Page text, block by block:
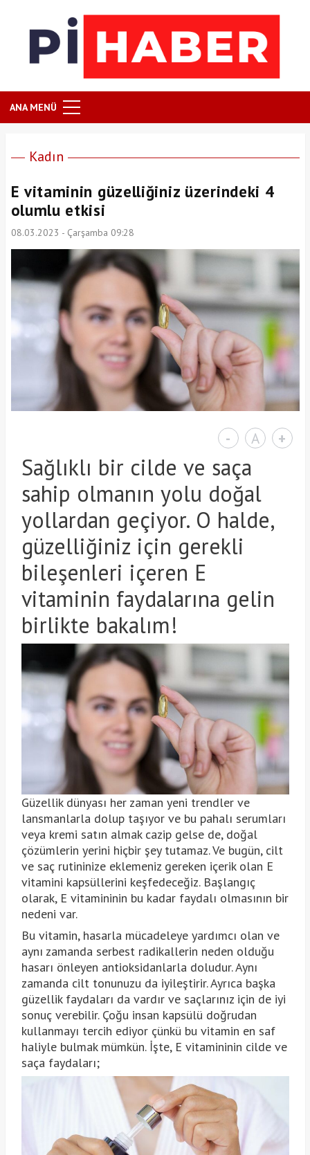
ANA MENÜ
Kadın
E vitaminin güzelliğiniz üzerindeki 4
olumlu etkisi
08.03.2023 - Çarşamba 09:28
- A +
Sağlıklı bir cilde ve saça
sahip olmanın yolu doğal
yollardan geçiyor. O halde,
güzelliğiniz için gerekli
bileşenleri içeren E
vitaminin faydalarına gelin
birlikte bakalım!
Güzellik dünyası her zaman yeni trendler ve
lansmanlarla dolup taşıyor ve bu pahalı serumları
veya kremi satın almak cazip gelse de, doğal
çözümlerin yerini hiçbir şey tutamaz. Ve bugün, cilt
ve saç rutininize eklemeniz gereken içerik olan E
vitamini kapsüllerini keşfedeceğiz. Başlangıç ​​
olarak, E vitamininin bu kadar faydalı olmasının bir
nedeni var.
Bu vitamin, hasarla mücadeleye yardımcı olan ve
aynı zamanda serbest radikallerin neden olduğu
hasarı önleyen antioksidanlarla doludur. Aynı
zamanda cilt tonunuzu da iyileştirir. Ayrıca başka
güzellik faydaları da vardır ve saçlarınız için de iyi
sonuç verebilir. Çoğu insan kapsülü doğrudan
kullanmayı tercih ediyor çünkü bu vitamin en saf
haliyle bulmak mümkün. İşte, E vitamininin cilde ve
saça faydaları;